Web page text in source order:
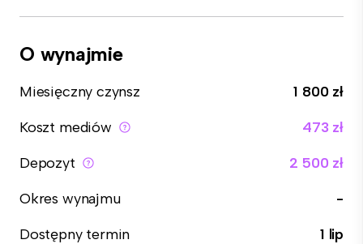
O wynajmie
Miesięczny czynsz
1 800 zł
Koszt mediów
473 zł
Depozyt
2 500 zł
Okres wynajmu
-
Dostępny termin
1 lip